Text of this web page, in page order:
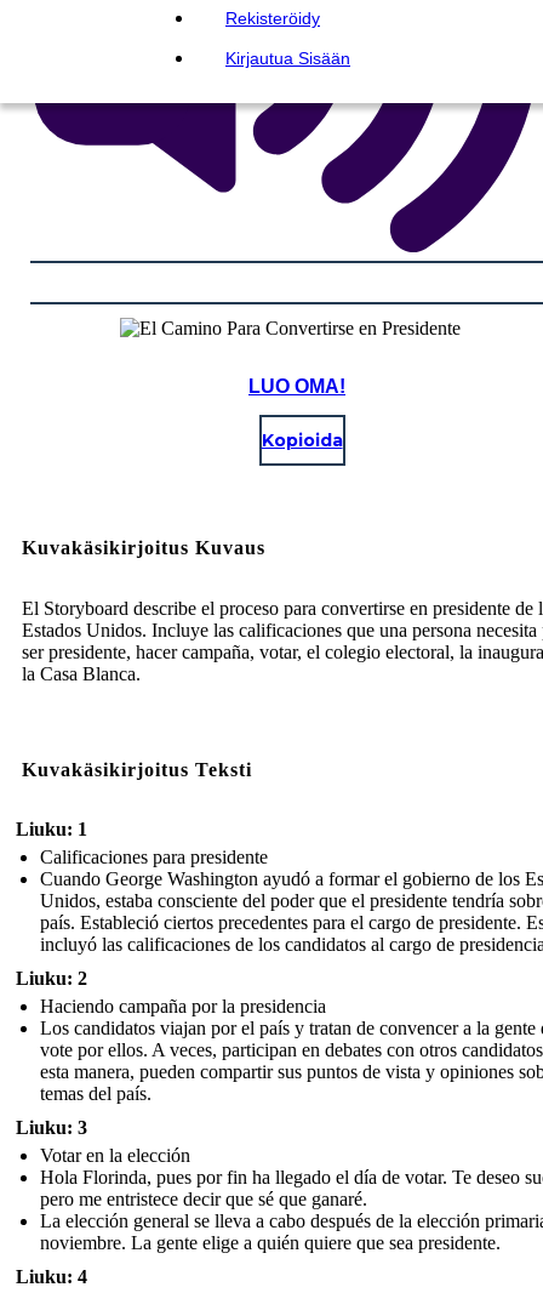
Rekisteröidy
Kirjautua Sisään
LUO OMA!
Kopioida
Kuvakäsikirjoitus Kuvaus
El Storyboard describe el proceso para convertirse en presidente de
Estados Unidos. Incluye las calificaciones que una persona necesita
ser presidente, hacer campaña, votar, el colegio electoral, la
la Casa Blanca.
Kuvakäsikirjoitus Teksti
Liuku: 1
Calificaciones para presidente
Cuando George Washington ayudó a formar el gobierno de los
Unidos, estaba consciente del poder que el presidente tendría
país. Estableció ciertos precedentes para el cargo de presidente.
incluyó las calificaciones de los candidatos al cargo de
Liuku: 2
Haciendo campaña por la presidencia
Los candidatos viajan por el país y tratan de convencer a la gente
vote por ellos. A veces, participan en debates con otros
esta manera, pueden compartir sus puntos de vista y opiniones
temas del país.
Liuku: 3
Votar en la elección
Hola Florinda, pues por fin ha llegado el día de votar. Te deseo
pero me entristece decir que sé que ganaré.
La elección general se lleva a cabo después de la elección
noviembre. La gente elige a quién quiere que sea presidente.
Liuku: 4